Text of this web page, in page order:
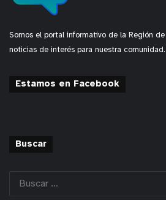
Somos el portal informativo de la Región
noticias de interés para nuestra comunidad.
Estamos en Facebook
Buscar